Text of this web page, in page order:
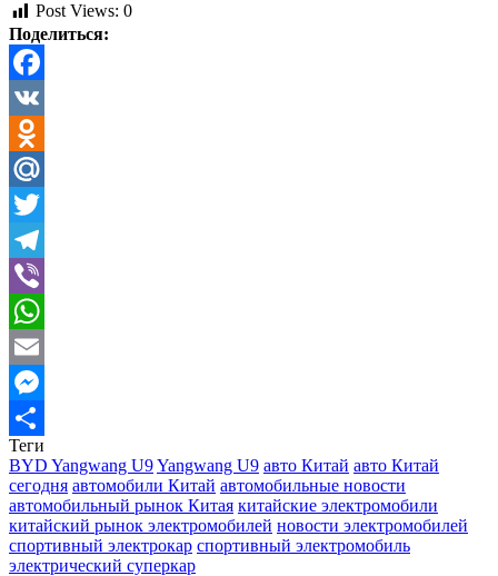
Post Views: 0
Поделиться:
Facebook
VK
Odnoklassniki
Mail.Ru
Twitter
Telegram
Viber
WhatsApp
Email
Messenger
Отправить
Теги
BYD Yangwang U9Yangwang U9 авто Китай авто Китай
сегодня автомобили Китай автомобильные новости
автомобильный рынок Китая китайские электромобили
китайский рынок электромобилей новости электромобилей
спортивный электрокар спортивный электромобиль
электрический суперкар